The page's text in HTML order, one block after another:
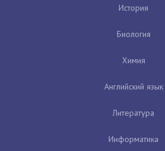
История
Биология
Химия
Английский язык
Литература
Информатика